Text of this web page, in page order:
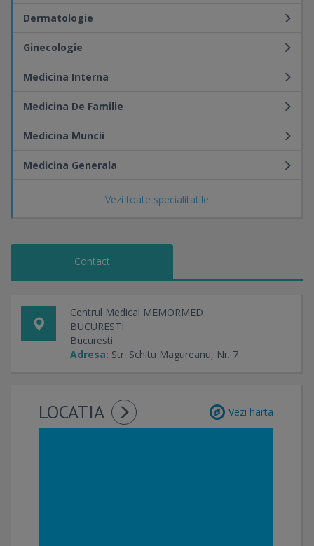
Vezi toate specialitatile
Dermatologie
Ginecologie
Medicina Interna
Medicina De Familie
Medicina Muncii
Medicina Generala
Contact
Centrul Medical MEMORMED
BUCURESTI
Bucuresti
Adresa: Str. Schitu Magureanu, Nr. 7
LOCATIA Vezi harta